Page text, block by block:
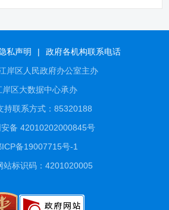
隐私声明 |
政府各机构联系电话
岸区人民政府办公室主办
岸区大数据中心承办
持联系方式：85320188
备 42010202000845号
ICP备19007715号-1
站标识码：4201020005